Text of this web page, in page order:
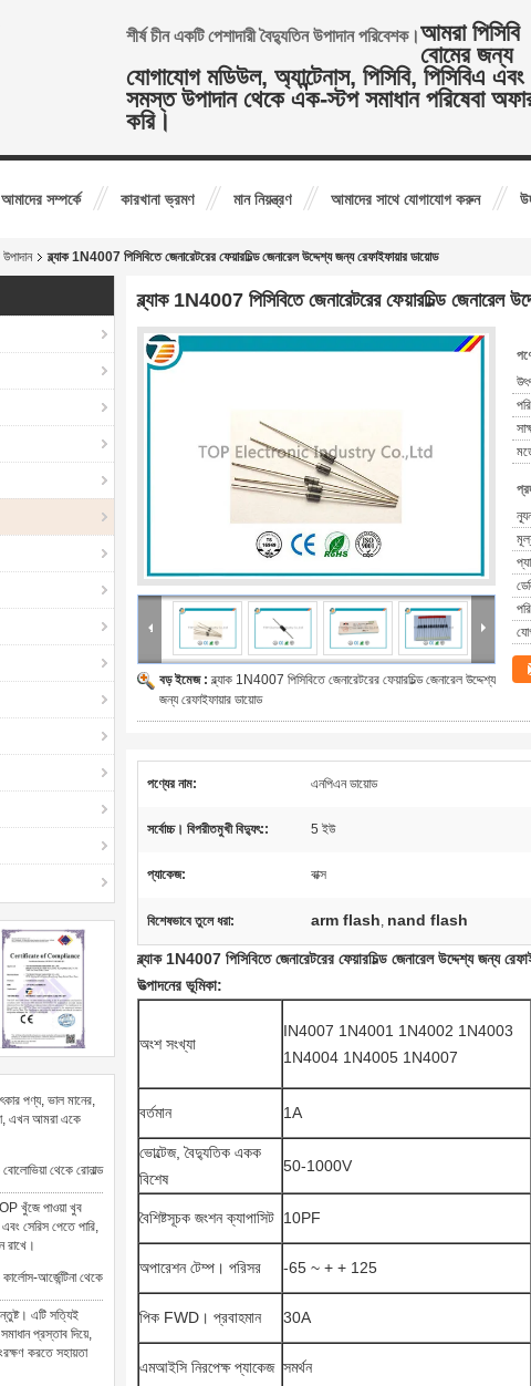
শীর্ষ চীন একটি পেশাদারী বৈদ্যুতিন উপাদান পরিবেশক।আমরা পিসিবি
বোমের জন্য
যোগাযোগ মডিউল, অ্যান্টেনাস, পিসিবি, পিসিবিএ এবং
সমস্ত উপাদান থেকে এক-স্টপ সমাধান পরিষেবা
করি।
আমাদের সম্পর্কে কারখানা ভ্রমণ মান নিয়ন্ত্রণ আমাদের সাথে যোগাযোগ করুন
উপাদান ব্ল্যাক 1N4007 পিসিবিতে জেনারেটরের ফেয়ারচিল্ড জেনারেল উদ্দেশ্য জন্য রেফাইফায়ার ডায়োড
পণ্য, ভাল মানের,
এখন আমরা একে
থেকে রোনাল্ড
খুঁজে পাওয়া খুব
সেরিস পেতে পারি,
রাখে।
আর্জেন্টিনা থেকে
এটি সত্যিই
প্রস্তাব দিয়ে,
করতে সহায়তা
ব্ল্যাক 1N4007 পিসিবিতে জেনারেটরের ফেয়ারচিল্ড জেনারেল
বড় ইমেজ :ব্ল্যাক 1N4007 পিসিবিতে জেনারেটরের ফেয়ারচিল্ড জেনারেল উদ্দেশ্য
জন্য রেফাইফায়ার ডায়োড
পণ্যের নাম: এনপিএন ডায়োড
সর্বোচ্চ। বিপরীতমুখী বিদ্যুৎ:: 5 ইউ
প্যাকেজ: বাক্স
বিশেষভাবে তুলে ধরা: arm flash, nand flash
ব্ল্যাক 1N4007 পিসিবিতে জেনারেটরের ফেয়ারচিল্ড জেনারেল উদ্দেশ্য জন্য
উত্পাদনের ভূমিকা:
অংশ সংখ্যা
IN4007 1N4001 1N4002 1N4003
1N4004 1N4005 1N4007
বর্তমান 1A
ভোল্টেজ, বৈদ্যুতিক একক
বিশেষ
50-1000V
বৈশিষ্টসূচক জংশন ক্যাপাসিট 10PF
অপারেশন টেম্প। পরিসর -65 ~ + + 125
পিক FWD। প্রবাহমান 30A
এমআইসি নিরপেক্ষ প্যাকেজ সমর্থন